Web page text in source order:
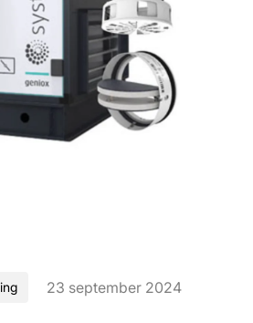
23 september 2024